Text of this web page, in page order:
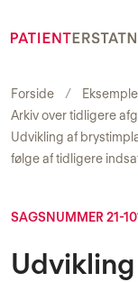
Forside
Arkiv over tidligere
Udvikling af
følge af tidligere
SAGSNUMMER 21-